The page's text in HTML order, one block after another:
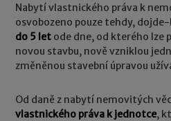
Nabytí vlastnického práva k
osvobozeno pouze tehdy,
do 5 let ode dne, od kterého lze
novou stavbu, nově vzniklou
změněnou stavební úpravou
Od daně z nabytí nemovitých
vlastnického práva k jednotce,